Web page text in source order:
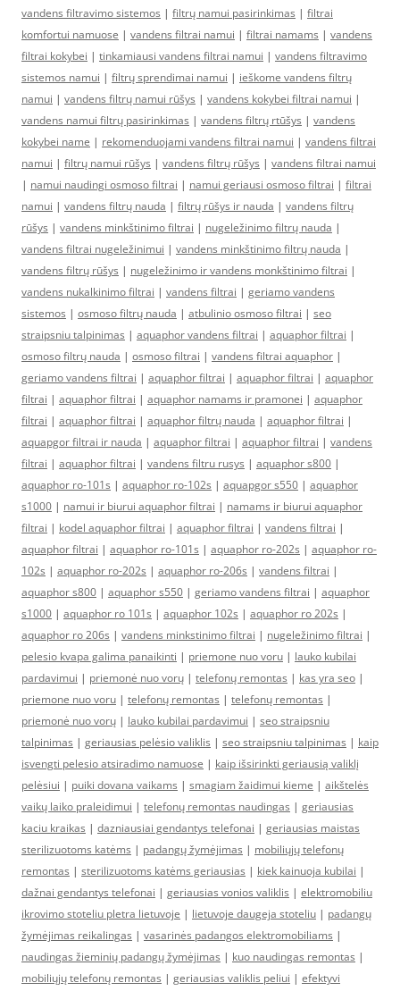
vandens filtravimo sistemos | filtrų namui pasirinkimas | filtrai
komfortui namuose | vandens filtrai namui | filtrai namams | vandens
filtrai kokybei | tinkamiausi vandens filtrai namui | vandens filtravimo
sistemos namui | filtrų sprendimai namui | ieškome vandens filtrų
namui | vandens filtrų namui rūšys | vandens kokybei filtrai namui |
vandens namui filtrų pasirinkimas | vandens filtrų rtūšys | vandens
kokybei name | rekomenduojami vandens filtrai namui | vandens filtrai
namui | filtrų namui rūšys | vandens filtrų rūšys | vandens filtrai namui
| namui naudingi osmoso filtrai | namui geriausi osmoso filtrai | filtrai
namui | vandens filtrų nauda | filtrų rūšys ir nauda | vandens filtrų
rūšys | vandens minkštinimo filtrai | nugeležinimo filtrų nauda |
vandens filtrai nugeležinimui | vandens minkštinimo filtrų nauda |
vandens filtrų rūšys | nugeležinimo ir vandens monkštinimo filtrai |
vandens nukalkinimo filtrai | vandens filtrai | geriamo vandens
sistemos | osmoso filtrų nauda | atbulinio osmoso filtrai | seo
straipsniu talpinimas | aquaphor vandens filtrai | aquaphor filtrai |
osmoso filtrų nauda | osmoso filtrai | vandens filtrai aquaphor |
geriamo vandens filtrai | aquaphor filtrai | aquaphor filtrai | aquaphor
filtrai | aquaphor filtrai | aquaphor namams ir pramonei | aquaphor
filtrai | aquaphor filtrai | aquaphor filtrų nauda | aquaphor filtrai |
aquapgor filtrai ir nauda | aquaphor filtrai | aquaphor filtrai | vandens
filtrai | aquaphor filtrai | vandens filtru rusys | aquaphor s800 |
aquaphor ro-101s | aquaphor ro-102s | aquapgor s550 | aquaphor
s1000 | namui ir biurui aquaphor filtrai | namams ir biurui aquaphor
filtrai | kodel aquaphor filtrai | aquaphor filtrai | vandens filtrai |
aquaphor filtrai | aquaphor ro-101s | aquaphor ro-202s | aquaphor ro-
102s | aquaphor ro-202s | aquaphor ro-206s | vandens filtrai |
aquaphor s800 | aquaphor s550 | geriamo vandens filtrai | aquaphor
s1000 | aquaphor ro 101s | aquaphor 102s | aquaphor ro 202s |
aquaphor ro 206s | vandens minkstinimo filtrai | nugeležinimo filtrai |
pelesio kvapa galima panaikinti | priemone nuo voru | lauko kubilai
pardavimui | priemonė nuo vorų | telefonų remontas | kas yra seo |
priemone nuo voru | telefonų remontas | telefonų remontas |
priemonė nuo vorų | lauko kubilai pardavimui | seo straipsniu
talpinimas | geriausias pelėsio valiklis | seo straipsniu talpinimas | kaip
isvengti pelesio atsiradimo namuose | kaip išsirinkti geriausią valiklį
pelėsiui | puiki dovana vaikams | smagiam žaidimui kieme | aikštelės
vaikų laiko praleidimui | telefonų remontas naudingas | geriausias
kaciu kraikas | dazniausiai gendantys telefonai | geriausias maistas
sterilizuotoms katėms | padangų žymėjimas | mobiliųjų telefonų
remontas | sterilizuotoms katėms geriausias | kiek kainuoja kubilai |
dažnai gendantys telefonai | geriausias vonios valiklis | elektromobiliu
ikrovimo stoteliu pletra lietuvoje | lietuvoje daugeja stoteliu | padangų
žymėjimas reikalingas | vasarinės padangos elektromobiliams |
naudingas žieminių padangų žymėjimas | kuo naudingas remontas |
mobiliųjų telefonų remontas | geriausias valiklis peliui | efektyvi